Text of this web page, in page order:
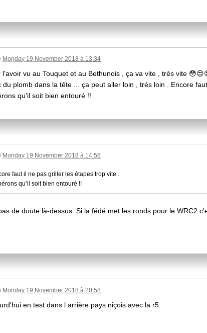
Monday 19 November 2018 à 13:34
l’avoir vu au Touquet et au Bethunois , ça va vite , très vite
du plomb dans la tête ... ça peut aller loin , très loin . Encore
qu’il soit bien entouré !!
Monday 19 November 2018 à 14:56
faut il ne pas griller les étapes trop vite .
qu’il soit bien entouré !!
de doute là-dessus. Si la fédé met les ronds pour le WRC2
Monday 19 November 2018 à 20:58
en test dans l arrière pays niçois avec la r5.